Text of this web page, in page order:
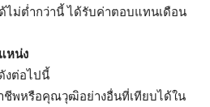
ม่ต่ำกว่านี้ ได้รับค่าตอบแทนเดือน
หน่ง
งต่อไปนี้
ชีพหรือคุณวุฒิอย่างอื่นที่เทียบได้ใน